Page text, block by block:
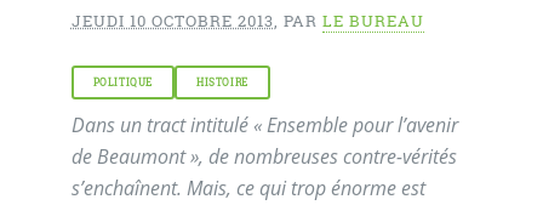
JEUDI 10 OCTOBRE 2013, PAR LE BUREAU
POLITIQUE HISTOIRE
Dans un tract intitulé « Ensemble pour l’avenir
de Beaumont », de nombreuses contre-vérités
s’enchaînent. Mais, ce qui trop énorme est